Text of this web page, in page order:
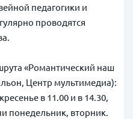
педагогики и
проводятся
«Романтический наш
Центр мультимедиа):
в 11.00 и в 14.30,
понедельник, вторник.